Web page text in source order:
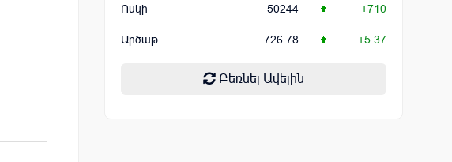
Ոսկի 50244 +710
Արծաթ 726.78 +5.37
Բեռնել Ավելին